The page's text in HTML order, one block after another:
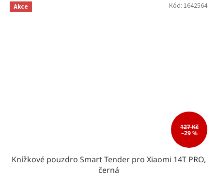
Akce
127 Kč
–29 %
Knížkové pouzdro Smart Tender pro Xiaomi 14T PRO,
černá
Kód: 1642564